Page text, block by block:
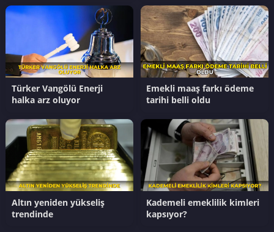
Türker Vangölü Enerji
halka arz oluyor
Emekli maaş farkı ödeme
tarihi belli oldu
Altın yeniden yükseliş
trendinde
Kademeli emeklilik kimleri
kapsıyor?